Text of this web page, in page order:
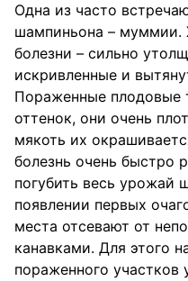
Одна из часто
шампиньона – муммии.
болезни – сильно
искривленные и
Пораженные плодовые
оттенок, они очень
мякоть их
болезнь очень быстро
погубить весь урожай
появлении первых
места отсевают от
канавками. Для этого
пораженного участков